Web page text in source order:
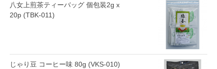
八女上煎茶ティーバッグ 個包装2g x
20p (TBK-011)
じゃり豆 コーヒー味 80g (VKS-010)